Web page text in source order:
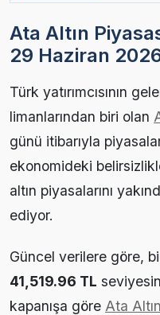
Ata Altın
29 Haziran
Türk yatırımcısının
limanlarından biri olan
günü itibarıyla
ekonomideki
altın piyasalarını
ediyor.
Güncel verilere göre,
41,519.96 TL
kapanışa göre Ata Altın